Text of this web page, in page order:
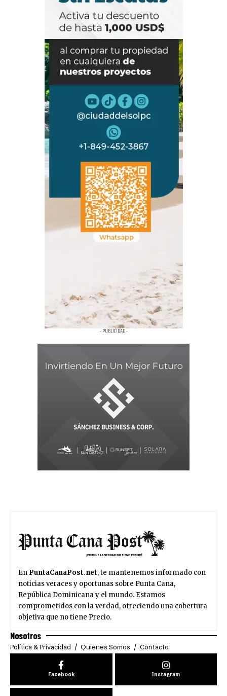
- PUBLICIDAD -
En PuntaCanaPost.net, te mantenemos informado con
noticias veraces y oportunas sobre Punta Cana,
República Dominicana y el mundo. Estamos
comprometidos con la verdad, ofreciendo una cobertura
objetiva que no tiene Precio.
Nosotros
Política & Privacidad Quienes Somos Contacto
Facebook Instagram